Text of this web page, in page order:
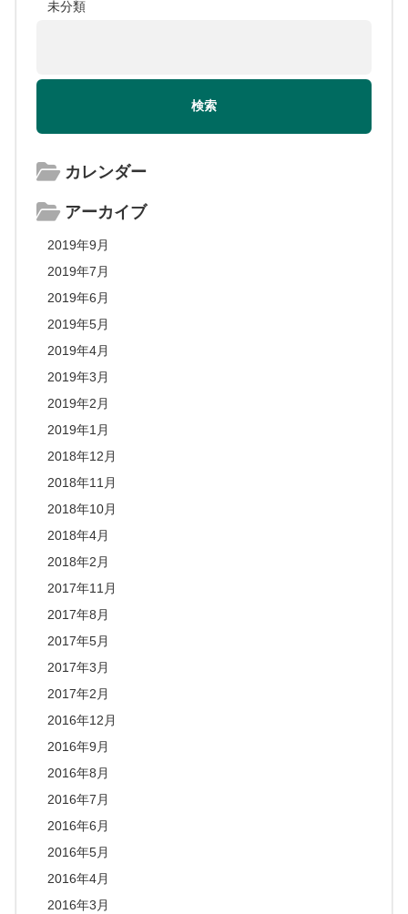
未分類
カレンダー
アーカイブ
2019年9月
2019年7月
2019年6月
2019年5月
2019年4月
2019年3月
2019年2月
2019年1月
2018年12月
2018年11月
2018年10月
2018年4月
2018年2月
2017年11月
2017年8月
2017年5月
2017年3月
2017年2月
2016年12月
2016年9月
2016年8月
2016年7月
2016年6月
2016年5月
2016年4月
2016年3月